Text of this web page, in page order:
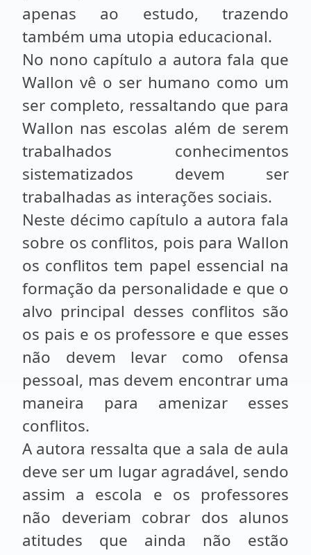
apenas ao estudo, trazendo
também uma utopia educacional.
No nono capítulo a autora fala que
Wallon vê o ser humano como um
ser completo, ressaltando que para
Wallon nas escolas além de serem
trabalhados conhecimentos
sistematizados devem ser
trabalhadas as interações sociais.
Neste décimo capítulo a autora fala
sobre os conflitos, pois para Wallon
os conflitos tem papel essencial na
formação da personalidade e que o
alvo principal desses conflitos são
os pais e os professore e que esses
não devem levar como ofensa
pessoal, mas devem encontrar uma
maneira para amenizar esses
conflitos.
A autora ressalta que a sala de aula
deve ser um lugar agradável, sendo
assim a escola e os professores
não deveriam cobrar dos alunos
atitudes que ainda não estão